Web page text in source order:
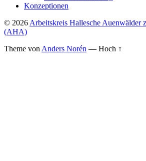
Konzeptionen
© 2026Arbeitskreis Hallesche Auenwälder
(AHA)
Theme vonAnders Norén — Hoch ↑